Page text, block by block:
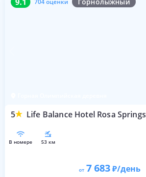
704 оценки Горнолыжный
5 Life Balance Hotel Rosa Springs
в номере 53 км
от 7 683 /день